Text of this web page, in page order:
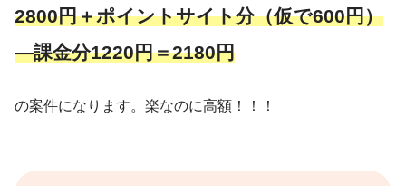
2800円＋ポイントサイト分（仮で600円）
―課金分1220円＝2180円
の案件になります。楽なのに高額！！！